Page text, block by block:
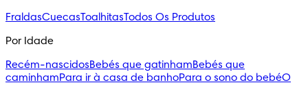
FraldasCuecasToalhitasTodos Os Produtos
Por Idade
Recém-nascidosBebés que gatinhamBebés que
caminhamPara ir à casa de banhoPara o sono do bebéO